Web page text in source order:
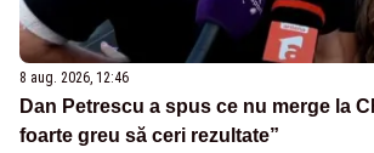
8 aug. 2026, 12:46
Dan Petrescu a spus ce nu merge la
foarte greu să ceri rezultate”